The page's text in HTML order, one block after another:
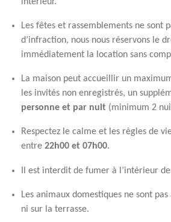
Les fêtes et rassemblements ne sont
d’infraction, nous nous réservons le
immédiatement la location sans
La maison peut accueillir un
les invités non enregistrés, un
personne et par nuit (minimum 2
Respectez le calme et les règles de
entre 22h00 et 07h00.
Il est interdit de fumer à l’intérieur
Les animaux domestiques ne sont
ni sur la terrasse.